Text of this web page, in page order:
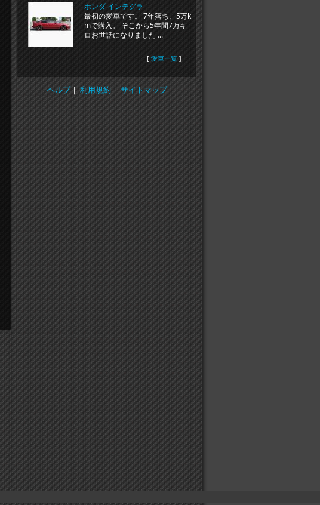
ホンダ インテグラ
最初の愛車です。 7年落ち、5万k
mで購入。 そこから5年間7万キ
ロお世話になりました ...
[ 愛車一覧 ]
ヘルプ｜利用規約｜サイトマップ